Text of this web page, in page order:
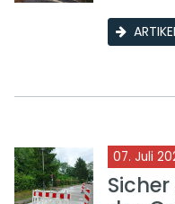
07. Juli